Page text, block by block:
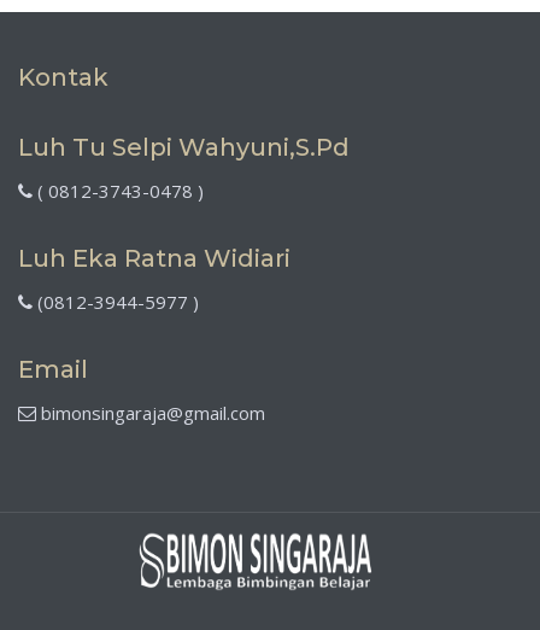
Kontak
Luh Tu Selpi Wahyuni,S.Pd
( 0812-3743-0478 )
Luh Eka Ratna Widiari
(0812-3944-5977 )
Email
bimonsingaraja@gmail.com